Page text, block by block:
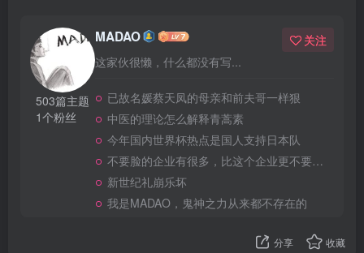
503篇主题
1个粉丝
MADAO
这家伙很懒，什么都没有写...
关注
已故名媛蔡天凤的母亲和前夫哥一样狠
中医的理论怎么解释青蒿素
今年国内世界杯热点是国人支持日本队
不要脸的企业有很多，比这个企业更不要脸的，应该就没有了
新世纪礼崩乐坏
我是MADAO，鬼神之力从来都不存在的
分享 收藏